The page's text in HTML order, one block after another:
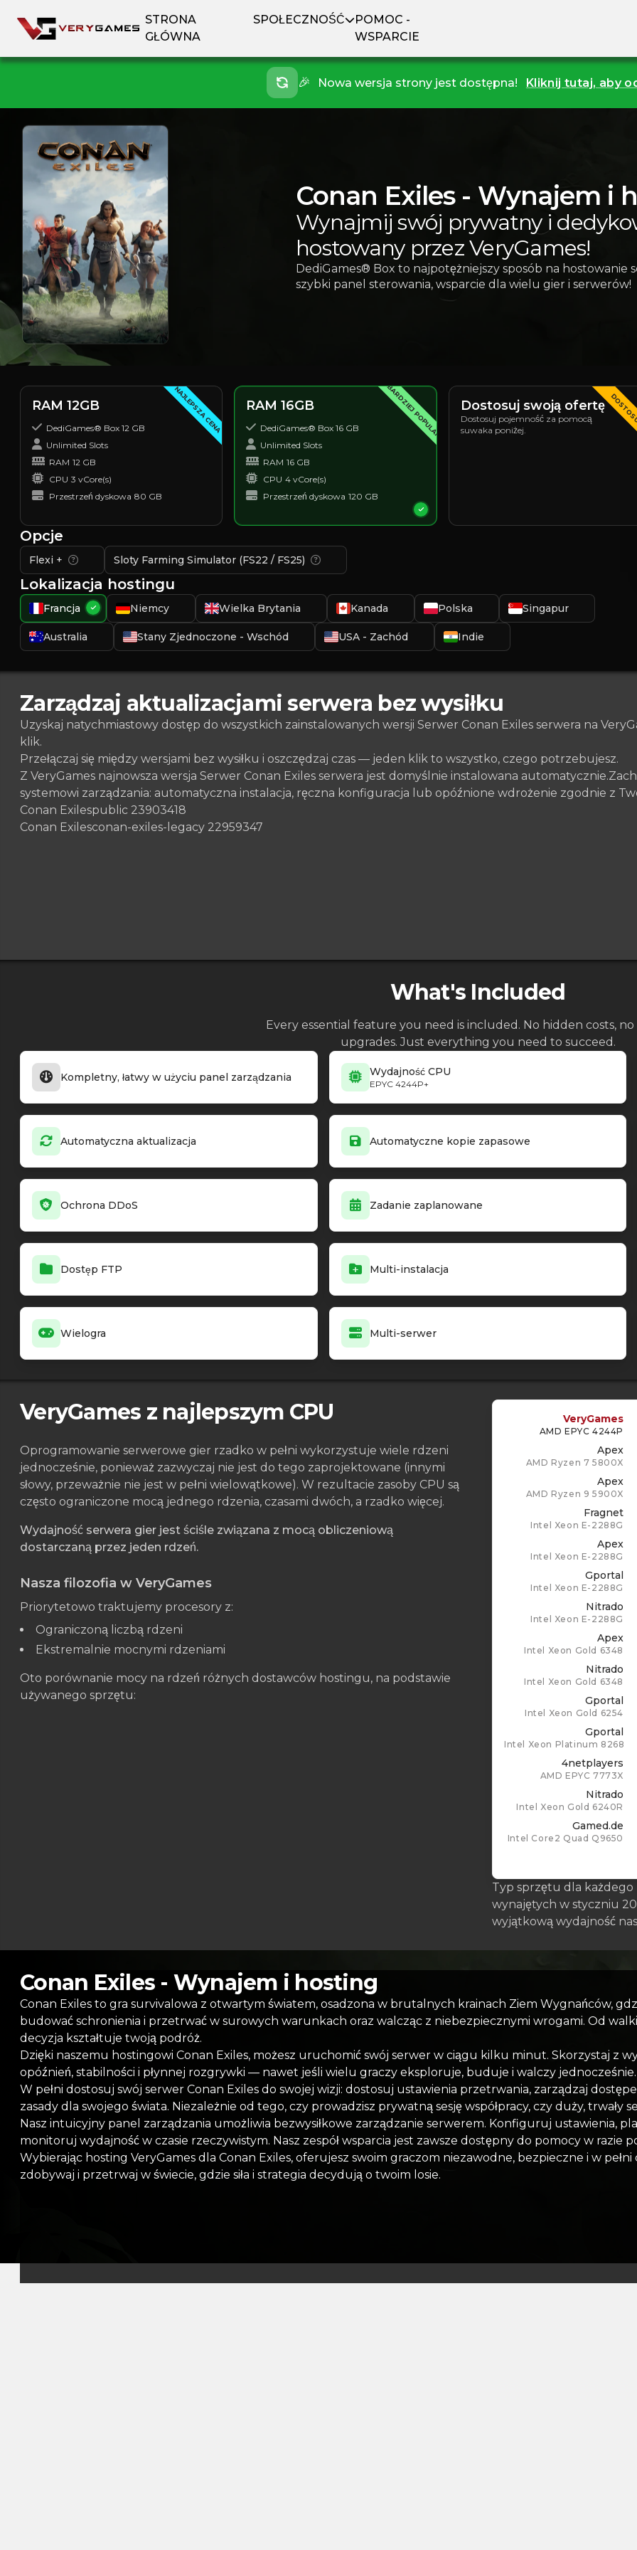
STRONA
GŁÓWNA
SPOŁECZNOŚĆ
POMOC -
WSPARCIE
🎉 Nowa wersja strony jest dostępna! Kliknij tutaj, aby
Conan Exiles - Wynajem i
Wynajmij swój prywatny i
hostowany przez VeryGames!
DediGames® Box to najpotężniejszy sposób na hostowanie
szybki panel sterowania, wsparcie dla wielu gier i serwerów!
NAJLEPSZA CENA
RAM 12GB
DediGames® Box 12 GB
Unlimited Slots
RAM 12 GB
CPU 3 vCore(s)
Przestrzeń dyskowa 80 GB
NAJBARDZIEJ POPULARNY
RAM 16GB
DediGames® Box 16 GB
Unlimited Slots
RAM 16 GB
CPU 4 vCore(s)
Przestrzeń dyskowa 120 GB
Dostosuj swoją ofertę
Dostosuj pojemność za pomocą
suwaka poniżej.
Opcje
Flexi + Sloty Farming Simulator (FS22 / FS25)
Lokalizacja hostingu
Francja Niemcy Wielka Brytania Kanada Polska Singapur
Australia Stany Zjednoczone - Wschód USA - Zachód Indie
Zarządzaj aktualizacjami serwera bez wysiłku
Uzyskaj natychmiastowy dostęp do wszystkich zainstalowanych wersji Serwer Conan Exiles serwera na
klik.
Przełączaj się między wersjami bez wysiłku i oszczędzaj czas — jeden klik to wszystko, czego potrzebujesz.
Z VeryGames najnowsza wersja Serwer Conan Exiles serwera jest domyślnie instalowana
systemowi zarządzania: automatyczna instalacja, ręczna konfiguracja lub opóźnione wdrożenie zgodnie z
Conan Exilespublic 23903418
Conan Exilesconan-exiles-legacy 22959347
What's Included
Every essential feature you need is included. No hidden costs,
upgrades. Just everything you need to succeed.
Kompletny, łatwy w użyciu panel zarządzania Wydajność CPU
EPYC 4244P+
Automatyczna aktualizacja Automatyczne kopie zapasowe
Ochrona DDoS Zadanie zaplanowane
Dostęp FTP Multi-instalacja
Wielogra Multi-serwer
VeryGames z najlepszym CPU
Oprogramowanie serwerowe gier rzadko w pełni wykorzystuje wiele rdzeni
jednocześnie, ponieważ zazwyczaj nie jest do tego zaprojektowane (innymi
słowy, przeważnie nie jest w pełni wielowątkowe). W rezultacie zasoby CPU są
często ograniczone mocą jednego rdzenia, czasami dwóch, a rzadko więcej.
Wydajność serwera gier jest ściśle związana z mocą obliczeniową
dostarczaną przez jeden rdzeń.
Nasza filozofia w VeryGames
Priorytetowo traktujemy procesory z:
Ograniczoną liczbą rdzeni
Ekstremalnie mocnymi rdzeniami
Oto porównanie mocy na rdzeń różnych dostawców hostingu, na podstawie
używanego sprzętu:
VeryGames
AMD EPYC 4244P
Apex
AMD Ryzen 7 5800X
Apex
AMD Ryzen 9 5900X
Fragnet
Intel Xeon E-2288G
Apex
Intel Xeon E-2288G
Gportal
Intel Xeon E-2288G
Nitrado
Intel Xeon E-2288G
Apex
Intel Xeon Gold 6348
Nitrado
Intel Xeon Gold 6348
Gportal
Intel Xeon Gold 6254
Gportal
Intel Xeon Platinum 8268
4netplayers
AMD EPYC 7773X
Nitrado
Intel Xeon Gold 6240R
Gamed.de
Intel Core2 Quad Q9650
Typ sprzętu dla każdego
wynajętych w styczniu
wyjątkową wydajność
Conan Exiles - Wynajem i hosting
Conan Exiles to gra survivalowa z otwartym światem, osadzona w brutalnych krainach Ziem Wygnańców,
budować schronienia i przetrwać w surowych warunkach oraz walcząc z niebezpiecznymi wrogami. Od
decyzja kształtuje twoją podróż.
Dzięki naszemu hostingowi Conan Exiles, możesz uruchomić swój serwer w ciągu kilku minut. Skorzystaj z
opóźnień, stabilności i płynnej rozgrywki — nawet jeśli wielu graczy eksploruje, buduje i walczy jednocześnie.
W pełni dostosuj swój serwer Conan Exiles do swojej wizji: dostosuj ustawienia przetrwania, zarządzaj
zasady dla swojego świata. Niezależnie od tego, czy prowadzisz prywatną sesję współpracy, czy duży, trwały
Nasz intuicyjny panel zarządzania umożliwia bezwysiłkowe zarządzanie serwerem. Konfiguruj ustawienia,
monitoruj wydajność w czasie rzeczywistym. Nasz zespół wsparcia jest zawsze dostępny do pomocy w razie
Wybierając hosting VeryGames dla Conan Exiles, oferujesz swoim graczom niezawodne, bezpieczne i w
zdobywaj i przetrwaj w świecie, gdzie siła i strategia decydują o twoim losie.